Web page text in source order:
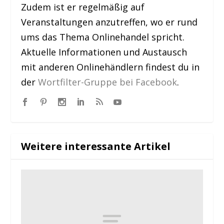
Zudem ist er regelmäßig auf
Veranstaltungen anzutreffen, wo er rund
ums das Thema Onlinehandel spricht.
Aktuelle Informationen und Austausch
mit anderen Onlinehändlern findest du in
derWortfilter-Gruppe bei Facebook.
Weitere interessante Artikel